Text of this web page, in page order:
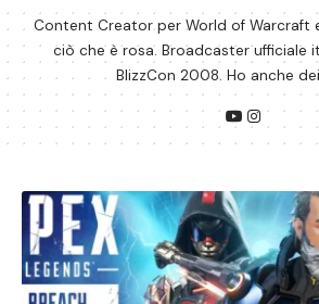
Content Creator per World of
ciò che è rosa. Broadcaster ufficiale
BlizzCon 2008. Ho anche